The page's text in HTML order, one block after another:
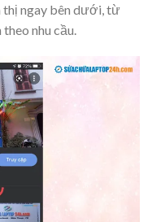
thị ngay bên dưới, từ
nhu cầu.